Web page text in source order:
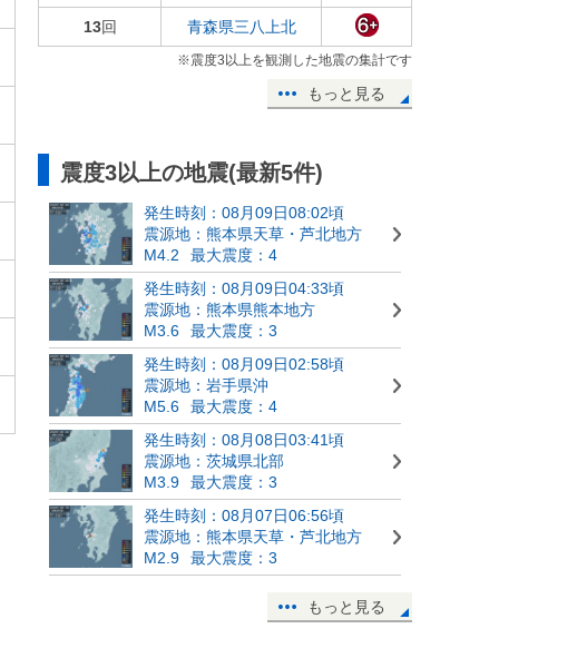
13回 青森県三八上北
※震度3以上を観測した地震の集計です
もっと見る
震度3以上の地震(最新5件)
発生時刻：08月09日08:02頃
震源地：熊本県天草・芦北地方
M4.2
最大震度：4
発生時刻：08月09日04:33頃
震源地：熊本県熊本地方
M3.6
最大震度：3
発生時刻：08月09日02:58頃
震源地：岩手県沖
M5.6
最大震度：4
発生時刻：08月08日03:41頃
震源地：茨城県北部
M3.9
最大震度：3
発生時刻：08月07日06:56頃
震源地：熊本県天草・芦北地方
M2.9
最大震度：3
もっと見る